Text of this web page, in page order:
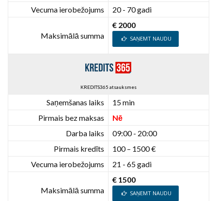
Vecuma ierobežojums
20 - 70 gadi
Maksimālā summa
€ 2000
SAŅEMT NAUDU
KREDITS365 atsauksmes
Saņemšanas laiks
15 min
Pirmais bez maksas
Nē
Darba laiks
09:00 - 20:00
Pirmais kredīts
100 – 1500 €
Vecuma ierobežojums
21 - 65 gadi
Maksimālā summa
€ 1500
SAŅEMT NAUDU